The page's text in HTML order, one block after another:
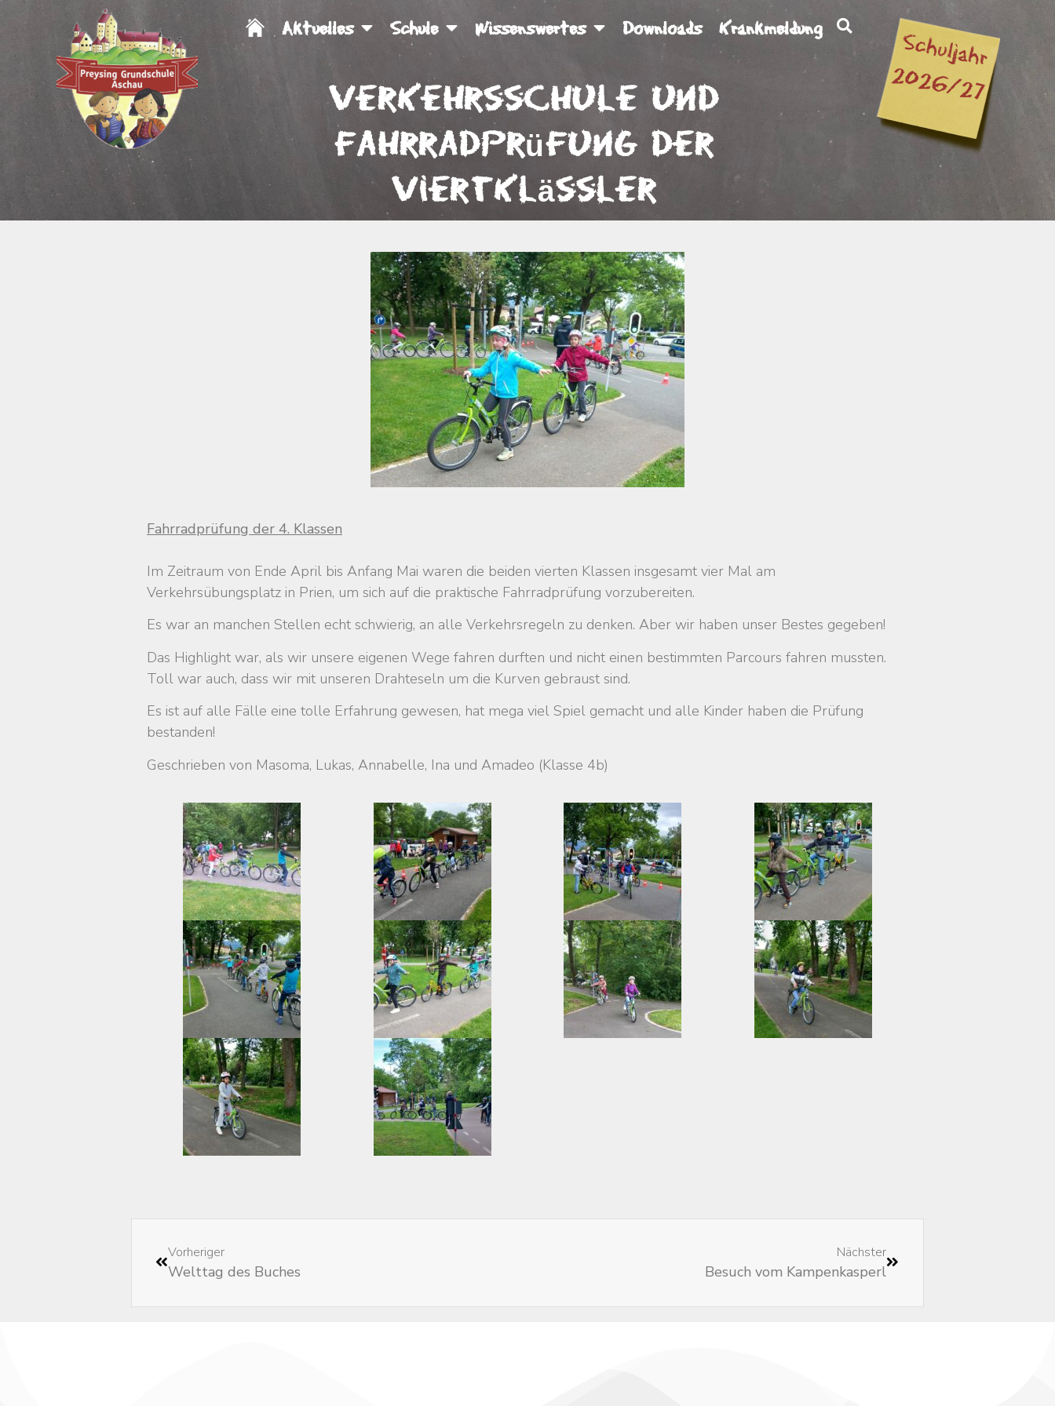
Aktuelles Schule Wissenswertes Downloads Krankmeldung
Verkehrsschule und
Fahrradprüfung der
Viertklässler
Fahrradprüfung der 4. Klassen
Im Zeitraum von Ende April bis Anfang Mai waren die beiden vierten Klassen insgesamt vier Mal am
Verkehrsübungsplatz in Prien, um sich auf die praktische Fahrradprüfung vorzubereiten.
Es war an manchen Stellen echt schwierig, an alle Verkehrsregeln zu denken. Aber wir haben unser Bestes gegeben!
Das Highlight war, als wir unsere eigenen Wege fahren durften und nicht einen bestimmten Parcours fahren mussten.
Toll war auch, dass wir mit unseren Drahteseln um die Kurven gebraust sind.
Es ist auf alle Fälle eine tolle Erfahrung gewesen, hat mega viel Spiel gemacht und alle Kinder haben die Prüfung
bestanden!
Geschrieben von Masoma, Lukas, Annabelle, Ina und Amadeo (Klasse 4b)
Vorheriger
Welttag des Buches
Nächster
Besuch vom Kampenkasperl